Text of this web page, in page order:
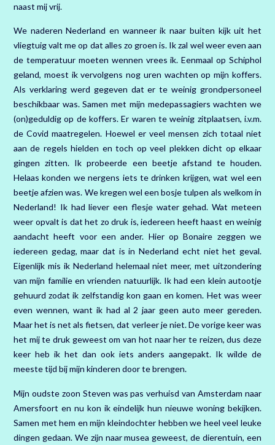
naast mij vrij.
We naderen Nederland en wanneer ik naar buiten kijk uit het
vliegtuig valt me op dat alles zo groen is. Ik zal wel weer even aan
de temperatuur moeten wennen vrees ik. Eenmaal op Schiphol
geland, moest ik vervolgens nog uren wachten op mijn koffers.
Als verklaring werd gegeven dat er te weinig grondpersoneel
beschikbaar was. Samen met mijn medepassagiers wachten we
(on)geduldig op de koffers. Er waren te weinig zitplaatsen, i.v.m.
de Covid maatregelen. Hoewel er veel mensen zich totaal niet
aan de regels hielden en toch op veel plekken dicht op elkaar
gingen zitten. Ik probeerde een beetje afstand te houden.
Helaas konden we nergens iets te drinken krijgen, wat wel een
beetje afzien was. We kregen wel een bosje tulpen als welkom in
Nederland! Ik had liever een flesje water gehad. Wat meteen
weer opvalt is dat het zo druk is, iedereen heeft haast en weinig
aandacht heeft voor een ander. Hier op Bonaire zeggen we
iedereen gedag, maar dat is in Nederland echt niet het geval.
Eigenlijk mis ik Nederland helemaal niet meer, met uitzondering
van mijn familie en vrienden natuurlijk. Ik had een klein autootje
gehuurd zodat ik zelfstandig kon gaan en komen. Het was weer
even wennen, want ik had al 2 jaar geen auto meer gereden.
Maar het is net als fietsen, dat verleer je niet. De vorige keer was
het mij te druk geweest om van hot naar her te reizen, dus deze
keer heb ik het dan ook iets anders aangepakt. Ik wilde de
meeste tijd bij mijn kinderen door te brengen.
Mijn oudste zoon Steven was pas verhuisd van Amsterdam naar
Amersfoort en nu kon ik eindelijk hun nieuwe woning bekijken.
Samen met hem en mijn kleindochter hebben we heel veel leuke
dingen gedaan. We zijn naar musea geweest, de dierentuin, een